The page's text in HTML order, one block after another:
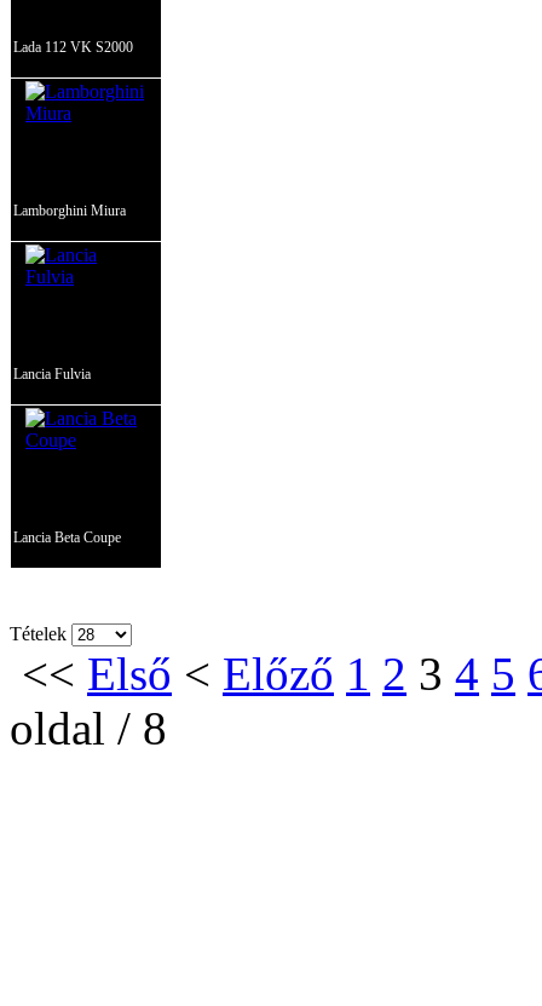
Lada 112 VK S2000
Lamborghini Miura
Lancia Fulvia
Lancia Beta Coupe
Tételek
<< Első < Előző 1 2 3 4 5
oldal / 8